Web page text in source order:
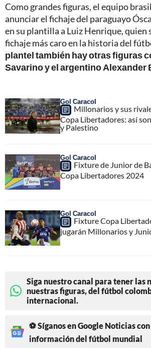
Como grandes figuras, el equipo
anunciar el fichaje del paraguayo
en su plantilla a Luiz Henrique, quien
fichaje más caro en la historia del
plantel también hay otras figuras
Savarino y el argentino Alexander
Gol Caracol
Millonarios y sus
Copa Libertadores: así
y Palestino
Gol Caracol
Fixture de Junior de
Copa Libertadores 2024
Gol Caracol
Fixture Copa
jugarán Millonarios y
Siga nuestro canal para tener las
nuestras figuras, del fútbol
internacional.
⚽ Síganos en Google Noticias
información del fútbol mundial